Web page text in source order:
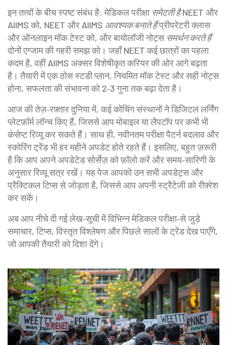
इन तत्वों के बीच स्पष्ट संबंध है: मेडिकल परीक्षा समेटती हैNEET और
AIIMS को, NEET और AIIMS आवश्यक बनाते हैंप्रीपरेटरी क्लास
और ऑनलाइन मॉक टेस्ट को, और बायोलॉजी नोट्स समर्थन करते हैं
दोनों एग्जाम की गहरी समझ को। जहाँ NEET कई छात्रों का पहला
कदम है, वहीं AIIMS अक्सर विशेषीकृत करियर की ओर आगे बढ़ता
है। तैयारी में एक ठोस स्टडी प्लान, नियमित मॉक टेस्ट और सही नोट्स
होना, सफलता की संभावना को 2‑3 गुना तक बढ़ा देता है।
आज की तेज़‑रफ़्तार दुनिया में, कई कोचिंग संस्थानों ने डिजिटल लर्निंग
प्लेटफ़ॉर्म लॉन्च किए हैं, जिससे आप मोबाइल या लैपटॉप पर कभी भी
कंसेप्ट रिव्यू कर सकते हैं। साथ ही, नवीनतम परीक्षा पैटर्न बदलाव और
स्कोरिंग ट्रेंड भी हर महीने अपडेट होते रहते हैं। इसलिए, बहुत ज़रूरी
है कि आप अपने अपडेटेड सोर्सेज़ को फ़ॉलो करें और समय‑सारिणी के
अनुसार रिव्यू सत्र रखें। यह पेज आपको उन सभी अपडेट्स और
प्रैक्टिकल टिप्स से जोड़ता है, जिससे आप अपनी स्ट्रैटेजी को रीफ़्रेश
कर सकें।
अब आप नीचे दी गई लेख‑सूची में विभिन्न मेडिकल परीक्षा‑से जुड़े
समाचार, टिप्स, विस्तृत विश्लेषण और पिछले सालों के ट्रेंड देख पाएँगे,
जो आपकी तैयारी को दिशा देंगे।